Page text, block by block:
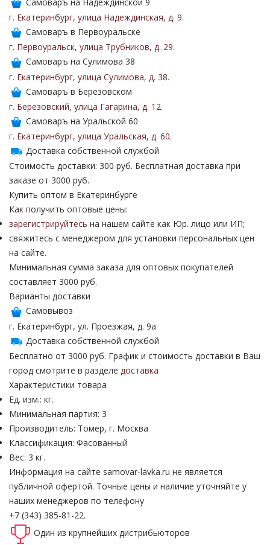
г. Екатеринбург, улица Надеждинская, д. 9.
Самоваръ в Первоуральске
г. Первоуральск, улица Трубников, д. 29.
Самоваръ на Сулимова 38
г. Екатеринбург, улица Сулимова, д. 38.
Самоваръ в Березовском
г. Березовский, улица Гагарина, д. 12.
Самоваръ на Уральской 60
г. Екатеринбург, улица Уральская, д. 60.
Доставка собственной службой
Стоимость доставки: 300 руб. Бесплатная доставка при
заказе от 3000 руб.
Купить оптом в Екатеринбурге
Как получить оптовые цены:
зарегистрируйтесь на нашем сайте как Юр. лицо или ИП;
свяжитесь с менеджером для установки персональных цен
на сайте.
Минимальная сумма заказа для оптовых покупателей
составляет 3000 руб.
Варианты доставки
Самовывоз
г. Екатеринбург, ул. Проезжая, д. 9а
Доставка собственной службой
Бесплатно от 3000 руб. График и стоимость доставки в Ваш
город смотрите в разделе доставка
Характеристики товара
Ед. изм.: кг.
Минимальная партия: 3
Производитель: Томер, г. Москва
Классификация: Фасованный
Вес: 3 кг.
Информация на сайте samovar-lavka.ru не является
публичной офертой. Точные цены и наличие уточняйте у
наших менеджеров по телефону
+7 (343) 385-81-22.
Один из крупнейших дистрибьюторов